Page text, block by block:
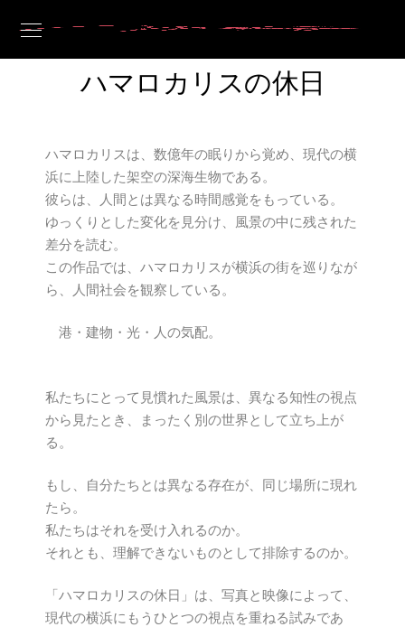
ハマロカリスの休日
ハマロカリスは、数億年の眠りから覚め、現代の横
浜に上陸した架空の深海生物である。
彼らは、人間とは異なる時間感覚をもっている。
ゆっくりとした変化を見分け、風景の中に残された
差分を読む。
この作品では、ハマロカリスが横浜の街を巡りなが
ら、人間社会を観察している。
港・建物・光・人の気配。
私たちにとって見慣れた風景は、異なる知性の視点
から見たとき、まったく別の世界として立ち上が
る。
もし、自分たちとは異なる存在が、同じ場所に現れ
たら。
私たちはそれを受け入れるのか。
それとも、理解できないものとして排除するのか。
「ハマロカリスの休日」は、写真と映像によって、
現代の横浜にもうひとつの視点を重ねる試みであ